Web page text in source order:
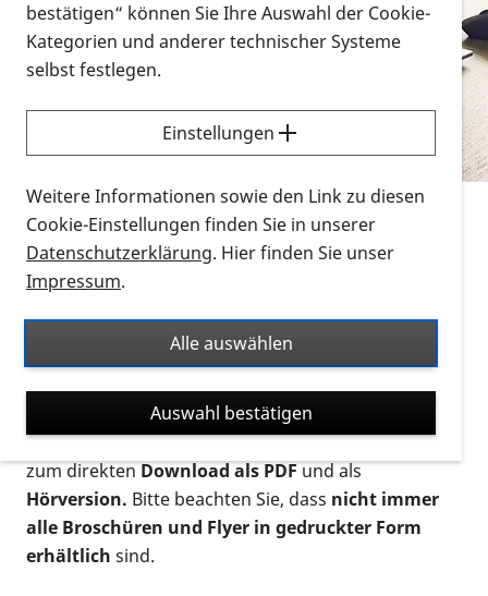
Alle Infomaterialien in verschiedenen
Formaten an einem Ort
Sie möchten wissen, wie Sie nach Infonmaterial
suchen und dieses bestellen bzw. herunterladen
können? Schauen Sie sich dieErklärvideos zum
Thema Infomaterial auf der PRO RETINA-Website
für blinde und sehbehinderte Menschen an.
Auf dieser Seite finden Sie sämtliches Infomaterial
Ort. Nutzen Sie den Formatfilter, um ausschließlich
nach Flyern und Broschüren, Audios oder Videos zu
suchen. Die meisten Flyer und Broschüren werden in
verschiedenen Formaten angeboten: zur
postalischen Bestellung als gedruckte Variante
zum direktenDownload als PDFund als
Hörversion. Bitte beachten Sie, dass nicht immer
alle Broschüren und Flyer in gedruckter Form
erhältlich sind.
bestätigen“ können Sie Ihre Auswahl der Cookie-
Kategorien und anderer technischer Systeme
selbst festlegen.
Einstellungen
Weitere Informationen sowie den Link zu diesen
Cookie-Einstellungen finden Sie in unserer
Datenschutzerklärung. Hier finden Sie unser
Impressum.
Alle auswählen
Auswahl bestätigen